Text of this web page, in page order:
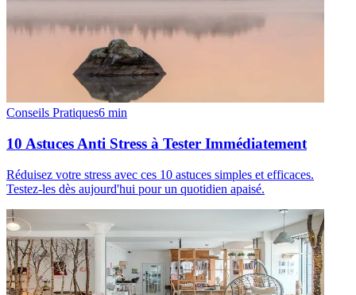
Conseils Pratiques6 min
10 Astuces Anti Stress à Tester Immédiatement
Réduisez votre stress avec ces 10 astuces simples et efficaces.
Testez-les dès aujourd'hui pour un quotidien apaisé.